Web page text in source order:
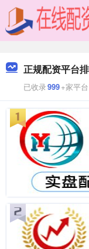
正规配资平台
已收录999+家平台